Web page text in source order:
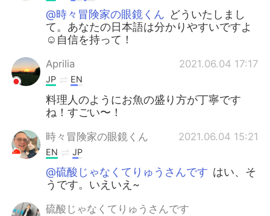
@時々冒険家の眼鏡くん どういたしまし
て。あなたの日本語は分かりやすいですよ
☺️自信を持って！
Aprilia 2021.06.04 17:17
JP EN
料理人のようにお魚の盛り方が丁寧です
ね！すごい〜！
時々冒険家の眼鏡くん 2021.06.04 15:21
EN JP
@硫酸じゃなくてりゅうさんです はい、そ
うです。いえいえ~
硫酸じゃなくてりゅうさんです